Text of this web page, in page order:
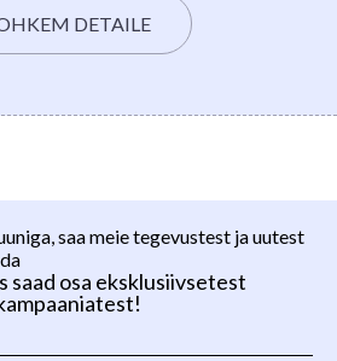
DETAILE
saa meie tegevustest ja uutest
saad osa eksklusiivsetest